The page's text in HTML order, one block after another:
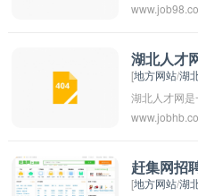
和求职信息的
浏览各种工作
工作岗位。武
个便捷的相
的流动和匹配
湖北人才
[地方网站/湖
湖北人才网
和求职信息的
北人才网，企
找到合适的人
赶集网招
[地方网站/湖